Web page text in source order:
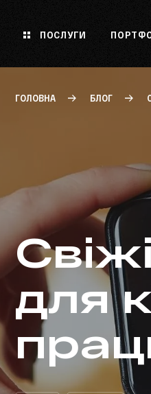
ПОСЛУГИ
ГОЛОВНА БЛОГ
для